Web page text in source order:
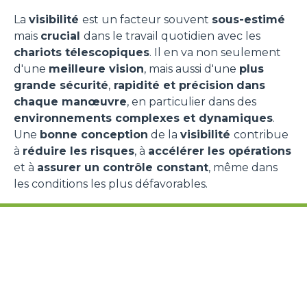
La visibilité est un facteur souvent sous-estimé
mais crucial dans le travail quotidien avec les
chariots télescopiques. Il en va non seulement
d'une meilleure vision, mais aussi d'une plus
grande sécurité, rapidité et précision dans
chaque manœuvre, en particulier dans des
environnements complexes et dynamiques.
Une bonne conception de la visibilité contribue
à réduire les risques, à accélérer les opérations
et à assurer un contrôle constant, même dans
les conditions les plus défavorables.